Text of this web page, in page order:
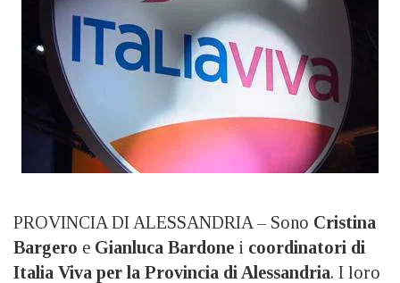
PROVINCIA DI ALESSANDRIA – Sono Cristina
Bargero e Gianluca Bardone i coordinatori di
Italia Viva per la Provincia di Alessandria. I loro